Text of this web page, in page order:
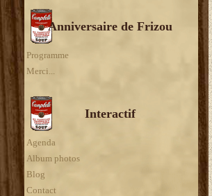
Anniversaire de Frizou
Programme
Merci...
Interactif
Agenda
Album photos
Blog
Contact